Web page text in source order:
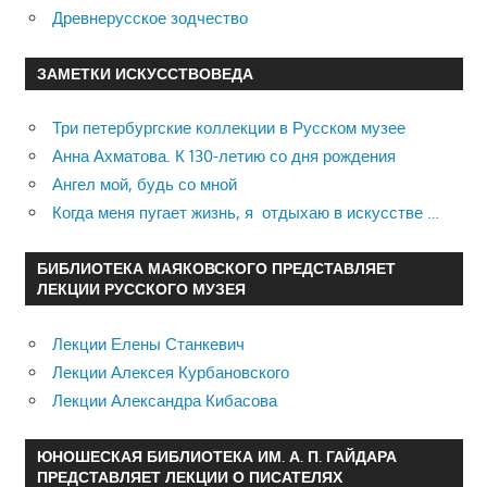
Древнерусское зодчество
ЗАМЕТКИ ИСКУССТВОВЕДА
Три петербургские коллекции в Русском музее
Анна Ахматова. К 130-летию со дня рождения
Ангел мой, будь со мной
Когда меня пугает жизнь, я отдыхаю в искусстве …
БИБЛИОТЕКА МАЯКОВСКОГО ПРЕДСТАВЛЯЕТ
ЛЕКЦИИ РУССКОГО МУЗЕЯ
Лекции Елены Станкевич
Лекции Алексея Курбановского
Лекции Александра Кибасова
ЮНОШЕСКАЯ БИБЛИОТЕКА ИМ. А. П. ГАЙДАРА
ПРЕДСТАВЛЯЕТ ЛЕКЦИИ О ПИСАТЕЛЯХ